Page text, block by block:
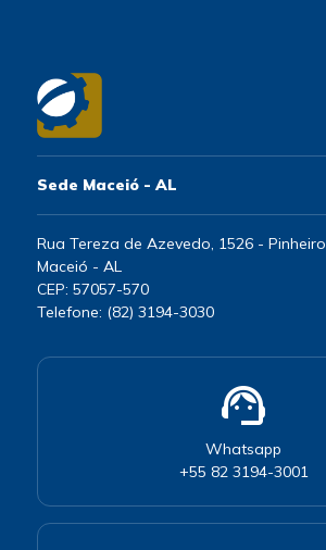
Sede Maceió - AL
Rua Tereza de Azevedo, 1526 - Pinheiro
Maceió - AL
CEP: 57057-570
Telefone: (82) 3194-3030
support_agent
Whatsapp
+55 82 3194-3001